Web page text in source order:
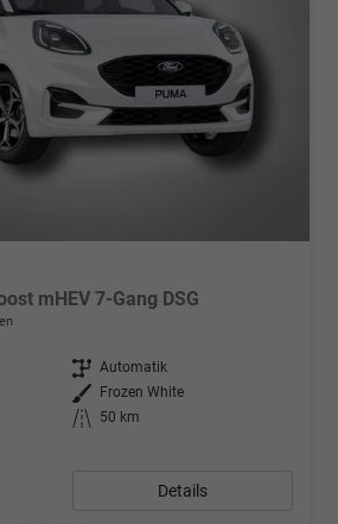
mHEV 7-Gang DSG
Getriebe Automatik
Außenfarbe
Frozen White
Kilometerstand
50 km
Details